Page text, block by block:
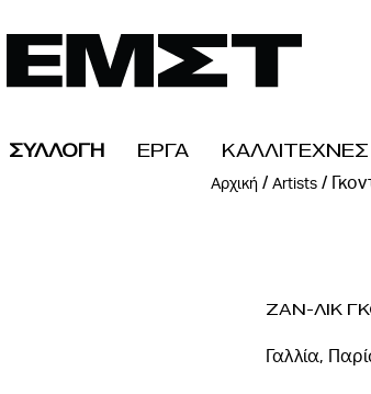
ΣΥΛΛΟΓΗ ΕΡΓΑ ΚΑΛΛΙΤΕΧΝΕΣ
Αρχική / Artists /
Ζαν-Λικ
Γαλλία,